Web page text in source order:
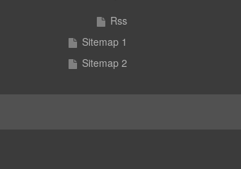
Rss
Sitemap 1
Sitemap 2